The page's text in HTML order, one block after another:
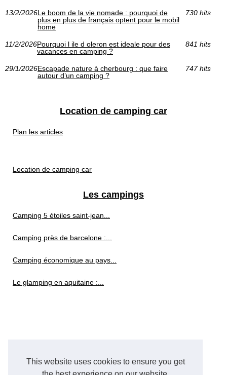
This website uses cookies to ensure you get
13/2/2026Le boom de la vie nomade : pourquoi de
plus en plus de français optent pour le mobil
home
730 hits
11/2/2026Pourquoi l ile d oleron est ideale pour des
vacances en camping ?
841 hits
29/1/2026Escapade nature à cherbourg : que faire
autour d’un camping ?
747 hits
Location de camping car
Plan les articles
Location de camping car
Les campings
Camping 5 étoiles saint-jean...
Camping près de barcelone :...
Camping économique au pays...
Le glamping en aquitaine :...